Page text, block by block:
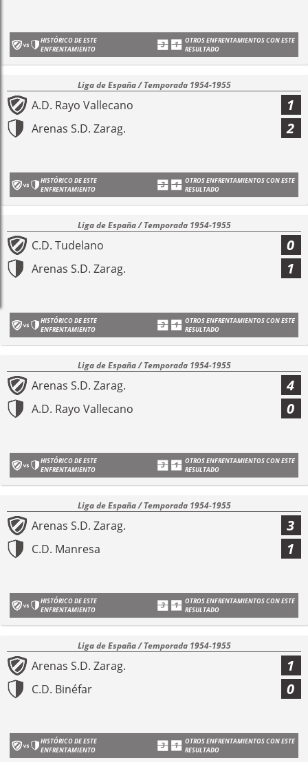
HISTÓRICO DE ESTE
ENFRENTAMIENTO
OTROS ENFRENTAMIENTOS CON ESTE
RESULTADO
Liga de España / Temporada 1954-1955
A.D. Rayo Vallecano 1
Arenas S.D. Zarag. 2
HISTÓRICO DE ESTE
ENFRENTAMIENTO
OTROS ENFRENTAMIENTOS CON ESTE
RESULTADO
Liga de España / Temporada 1954-1955
C.D. Tudelano 0
Arenas S.D. Zarag. 1
HISTÓRICO DE ESTE
ENFRENTAMIENTO
OTROS ENFRENTAMIENTOS CON ESTE
RESULTADO
Liga de España / Temporada 1954-1955
Arenas S.D. Zarag. 4
A.D. Rayo Vallecano 0
HISTÓRICO DE ESTE
ENFRENTAMIENTO
OTROS ENFRENTAMIENTOS CON ESTE
RESULTADO
Liga de España / Temporada 1954-1955
Arenas S.D. Zarag. 3
C.D. Manresa 1
HISTÓRICO DE ESTE
ENFRENTAMIENTO
OTROS ENFRENTAMIENTOS CON ESTE
RESULTADO
Liga de España / Temporada 1954-1955
Arenas S.D. Zarag. 1
C.D. Binéfar 0
HISTÓRICO DE ESTE
ENFRENTAMIENTO
OTROS ENFRENTAMIENTOS CON ESTE
RESULTADO